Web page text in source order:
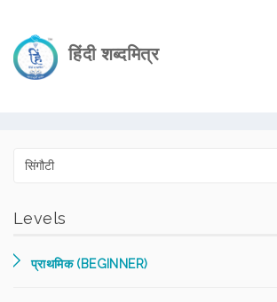
हिंदी शब्दमित्र
Levels
प्राथमिक (BEGINNER)